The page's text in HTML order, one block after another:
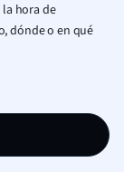
hora de
dónde o en qué